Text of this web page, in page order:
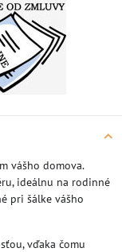
vášho domova.
ideálnu na rodinné
pri šálke vášho
vďaka čomu